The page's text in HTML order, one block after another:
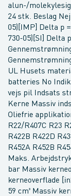
alun-/
24 stk. Beslag
05)[IMP] Delta p
730-05)[SI] Delta
UL Husets
batteries No
vejs pil Indsats
Kerne Massiv
Oliefrie
R22/R407C R23
R422B R422D
R452A R452B
Maks.
bar Massiv
kerneoverflade
59 cm³ Massiv